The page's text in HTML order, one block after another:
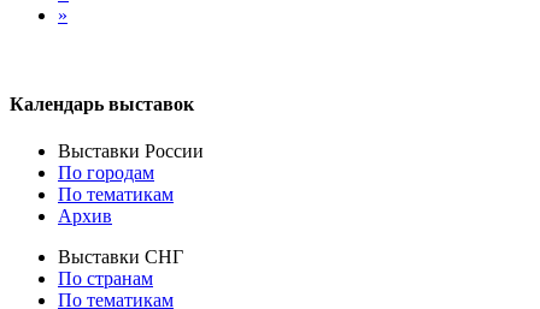
»
Календарь выставок
Выставки России
По городам
По тематикам
Архив
Выставки СНГ
По странам
По тематикам